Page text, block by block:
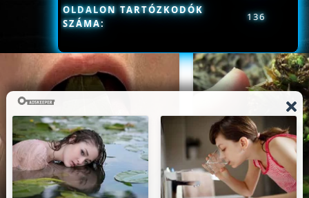
OLDALON TARTÓZKODÓK
SZÁMA:
136